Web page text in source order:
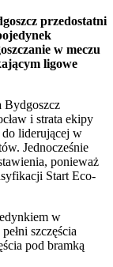
przedostatni
w meczu
ligowe
Bydgoszcz
i strata ekipy
do liderującej w
Jednocześnie
ponieważ
Start Eco-
w
szczęścia
pod bramką